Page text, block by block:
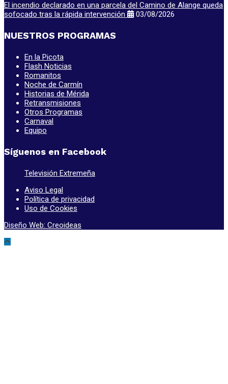
El incendio declarado en una parcela del Camino de Alange queda
sofocado tras la rápida intervención
03/08/2026
NUESTROS PROGRAMAS
En la Picota
Flash Noticias
Romanitos
Noche de Carmín
Historias de Mérida
Retransmisiones
Otros Programas
Carnaval
Equipo
Síguenos en Facebook
Televisión Extremeña
Aviso Legal
Política de privacidad
Uso de Cookies
Diseño Web: Creoideas